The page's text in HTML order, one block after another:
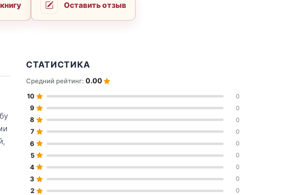
Оставить отзыв
СТАТИСТИКА
Средний рейтинг:0.00
10 0
9 0
8 0
7 0
6 0
5 0
4 0
3 0
2 0